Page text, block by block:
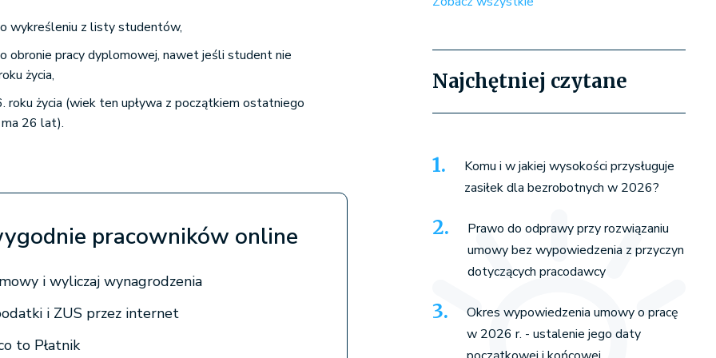
wykreśleniu z listy studentów,
obronie pracy dyplomowej, nawet jeśli student nie
życia,
roku życia (wiek ten upływa z początkiem ostatniego
26 lat).
pracowników online
i wyliczaj wynagrodzenia
i ZUS przez internet
to Płatnik
Najchętniej czytane
Komu i w jakiej wysokości przysługuje
zasiłek dla bezrobotnych w 2026?
Prawo do odprawy przy rozwiązaniu
umowy bez wypowiedzenia z przyczyn
dotyczących pracodawcy
Okres wypowiedzenia umowy o pracę
w 2026 r. - ustalenie jego daty